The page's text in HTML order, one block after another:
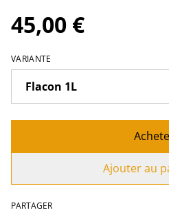
45,00 €
VARIANTE
Ajouter au
PARTAGER